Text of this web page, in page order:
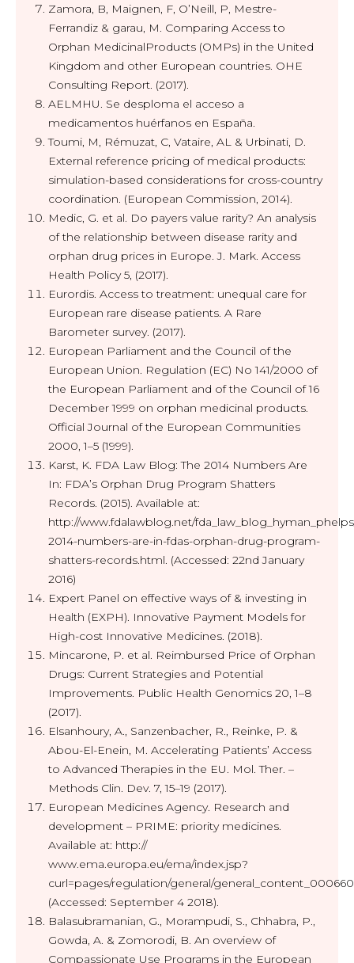
Zamora, B, Maignen, F, O’Neill, P, Mestre-
Ferrandiz & garau, M. Comparing Access to
Orphan MedicinalProducts (OMPs) in the United
Kingdom and other European countries. OHE
Consulting Report. (2017).
AELMHU. Se desploma el acceso a
medicamentos huérfanos en España.
Toumi, M, Rémuzat, C, Vataire, AL & Urbinati, D.
External reference pricing of medical products:
simulation-based considerations for cross-country
coordination. (European Commission, 2014).
Medic, G. et al. Do payers value rarity? An analysis
of the relationship between disease rarity and
orphan drug prices in Europe. J. Mark. Access
Health Policy 5, (2017).
Eurordis. Access to treatment: unequal care for
European rare disease patients. A Rare
Barometer survey. (2017).
European Parliament and the Council of the
European Union. Regulation (EC) No 141/2000 of
the European Parliament and of the Council of 16
December 1999 on orphan medicinal products.
Official Journal of the European Communities
2000, 1–5 (1999).
Karst, K. FDA Law Blog: The 2014 Numbers Are
In: FDA’s Orphan Drug Program Shatters
Records. (2015). Available at:
http://www.fdalawblog.net/
2014-numbers-are-in-fdas-orphan-drug-program-
shatters-records.html. (Accessed: 22nd January
2016)
Expert Panel on effective ways of & investing in
Health (EXPH). Innovative Payment Models for
High-cost Innovative Medicines. (2018).
Mincarone, P. et al. Reimbursed Price of Orphan
Drugs: Current Strategies and Potential
Improvements. Public Health Genomics 20, 1–8
(2017).
Elsanhoury, A., Sanzenbacher, R., Reinke, P. &
Abou-El-Enein, M. Accelerating Patients’ Access
to Advanced Therapies in the EU. Mol. Ther. –
Methods Clin. Dev. 7, 15–19 (2017).
European Medicines Agency. Research and
development – PRIME: priority medicines.
Available at: http://
www.ema.europa.eu/ema/index.jsp?
curl=pages/regulation/general/
(Accessed: September 4 2018).
Balasubramanian, G., Morampudi, S., Chhabra, P.,
Gowda, A. & Zomorodi, B. An overview of
Compassionate Use Programs in the European